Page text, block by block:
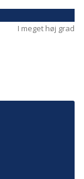
I meget høj grad